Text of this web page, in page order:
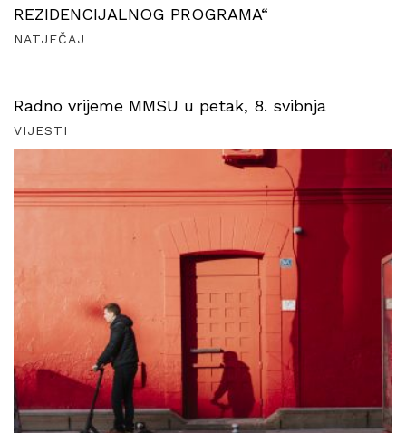
REZIDENCIJALNOG PROGRAMA“
NATJEČAJ
Radno vrijeme MMSU u petak, 8. svibnja
VIJESTI